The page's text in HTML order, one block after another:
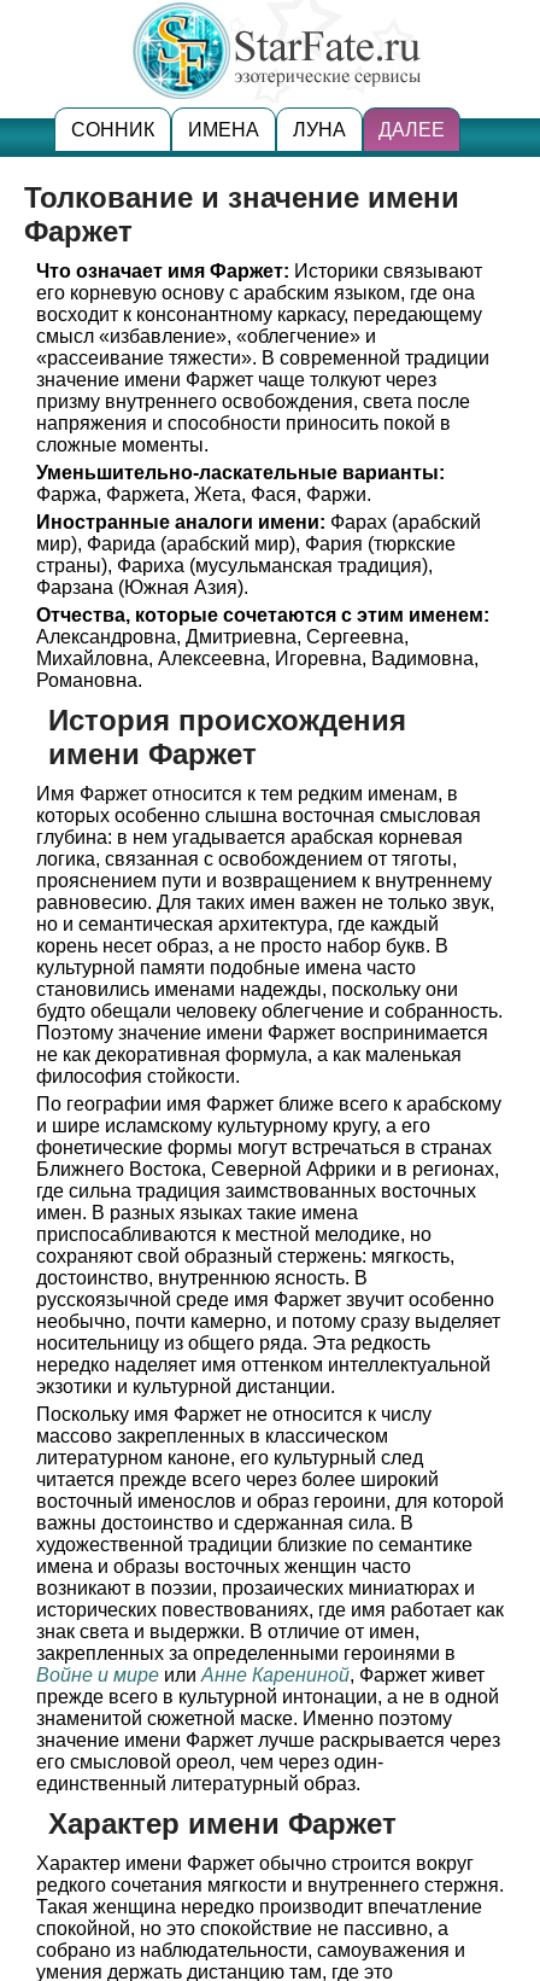
СОННИК ИМЕНА ЛУНА ДАЛЕЕ
Толкование и значение имени
Фаржет
Что означает имя Фаржет: Историки связывают
его корневую основу с арабским языком, где она
восходит к консонантному каркасу, передающему
смысл «избавление», «облегчение» и
«рассеивание тяжести». В современной традиции
значение имени Фаржет чаще толкуют через
призму внутреннего освобождения, света после
напряжения и способности приносить покой в
сложные моменты.
Уменьшительно-ласкательные варианты:
Фаржа, Фаржета, Жета, Фася, Фаржи.
Иностранные аналоги имени: Фарах (арабский
мир), Фарида (арабский мир), Фария (тюркские
страны), Фариха (мусульманская традиция),
Фарзана (Южная Азия).
Отчества, которые сочетаются с этим именем:
Александровна, Дмитриевна, Сергеевна,
Михайловна, Алексеевна, Игоревна, Вадимовна,
Романовна.
История происхождения
имени Фаржет
Имя Фаржет относится к тем редким именам, в
которых особенно слышна восточная смысловая
глубина: в нем угадывается арабская корневая
логика, связанная с освобождением от тяготы,
прояснением пути и возвращением к внутреннему
равновесию. Для таких имен важен не только звук,
но и семантическая архитектура, где каждый
корень несет образ, а не просто набор букв. В
культурной памяти подобные имена часто
становились именами надежды, поскольку они
будто обещали человеку облегчение и собранность.
Поэтому значение имени Фаржет воспринимается
не как декоративная формула, а как маленькая
философия стойкости.
По географии имя Фаржет ближе всего к арабскому
и шире исламскому культурному кругу, а его
фонетические формы могут встречаться в странах
Ближнего Востока, Северной Африки и в регионах,
где сильна традиция заимствованных восточных
имен. В разных языках такие имена
приспосабливаются к местной мелодике, но
сохраняют свой образный стержень: мягкость,
достоинство, внутреннюю ясность. В
русскоязычной среде имя Фаржет звучит особенно
необычно, почти камерно, и потому сразу выделяет
носительницу из общего ряда. Эта редкость
нередко наделяет имя оттенком интеллектуальной
экзотики и культурной дистанции.
Поскольку имя Фаржет не относится к числу
массово закрепленных в классическом
литературном каноне, его культурный след
читается прежде всего через более широкий
восточный именослов и образ героини, для которой
важны достоинство и сдержанная сила. В
художественной традиции близкие по семантике
имена и образы восточных женщин часто
возникают в поэзии, прозаических миниатюрах и
исторических повествованиях, где имя работает как
знак света и выдержки. В отличие от имен,
закрепленных за определенными героинями в
Войне и мире или Анне Карениной, Фаржет живет
прежде всего в культурной интонации, а не в одной
знаменитой сюжетной маске. Именно поэтому
значение имени Фаржет лучше раскрывается через
его смысловой ореол, чем через один-
единственный литературный образ.
Характер имени Фаржет
Характер имени Фаржет обычно строится вокруг
редкого сочетания мягкости и внутреннего стержня.
Такая женщина нередко производит впечатление
спокойной, но это спокойствие не пассивно, а
собрано из наблюдательности, самоуважения и
умения держать дистанцию там, где это